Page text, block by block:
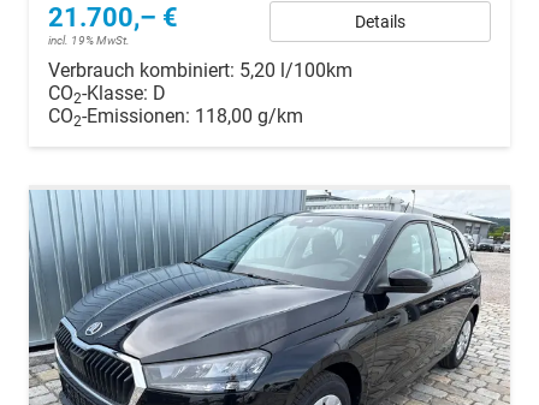
21.700,– €
incl. 19% MwSt.
Details
Verbrauch kombiniert: 5,20 l/100km
CO2-Klasse: D
CO2-Emissionen: 118,00 g/km